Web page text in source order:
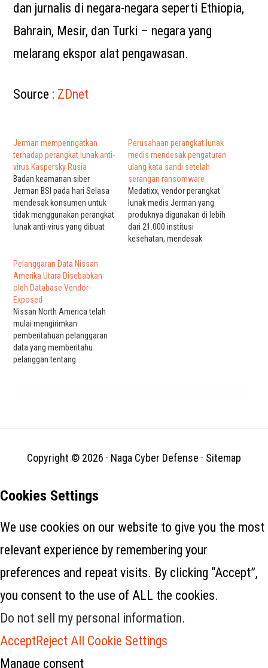
dan jurnalis di negara-negara seperti Ethiopia,
Bahrain, Mesir, dan Turki – negara yang
melarang ekspor alat pengawasan.
Source : ZDnet
Jerman memperingatkan
terhadap perangkat lunak anti-
virus Kaspersky Rusia
Badan keamanan siber
Jerman BSI pada hari Selasa
mendesak konsumen untuk
tidak menggunakan perangkat
lunak anti-virus yang dibuat
itu dapat terlibat dalam
serangan peretasan di tengah
perang Rusia di Ukraina.
Kegiatan militer dan intelijen
Rusia di Ukraina, dan
ancamannya terhadap sekutu
Uni Eropa dan NATO,…
Perusahaan perangkat lunak
medis mendesak pengaturan
ulang kata sandi setelah
serangan ransomware
Medatixx, vendor perangkat
lunak medis Jerman yang
produknya digunakan di lebih
dari 21.000 institusi
kesehatan, mendesak
Pelanggaran Data Nissan
Amerika Utara Disebabkan
oleh Database Vendor-
Exposed
Nissan North America telah
mulai mengirimkan
pemberitahuan pelanggaran
data yang memberitahu
pelanggan tentang
Kejaksaan Agung Maine pada
Senin lalu. Pihak ketiga telah
Nissan untuk…
Copyright © 2026 · Naga Cyber Defense · Sitemap
Cookies Settings
We use cookies on our website to give you the most
relevant experience by remembering your
preferences and repeat visits. By clicking “Accept”,
you consent to the use of ALL the cookies.
Do not sell my personal information.
AcceptReject All Cookie Settings
Manage consent